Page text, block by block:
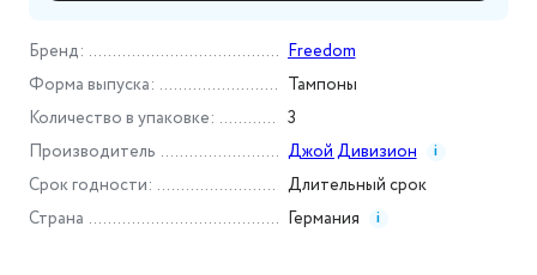
Бренд :
Freedom
Форма выпуска :
Тампоны
Количество в упаковке :
3
Производитель
Джой Дивизион i
Срок годности :
Длительный срок
Страна
Германия i